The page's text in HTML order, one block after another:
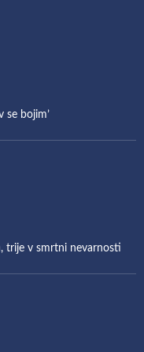
se bojim’
trije v smrtni nevarnosti